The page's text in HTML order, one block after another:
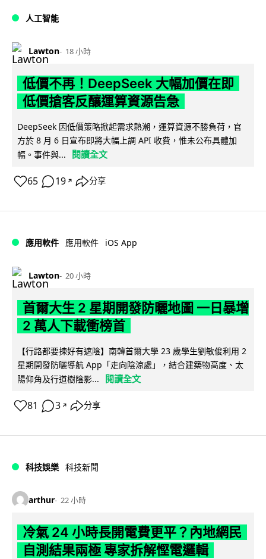
人工智能
Lawton 18 小時
低價不再！DeepSeek 大幅加價在即
低價搶客反釀運算資源告急
DeepSeek 因低價策略掀起需求熱潮，運算資源不勝負荷，官
方於 8 月 6 日宣布即將大幅上調 API 收費，惟未公布具體加
幅。事件與...
閱讀全文
65 19 ↗ 分享
應用軟件 應用軟件 iOS App
Lawton 20 小時
首爾大生 2 星期開發防曬地圖 一日暴增
2 萬人下載衝榜首
【行路都要揀好有遮陰】南韓首爾大學 23 歲學生劉敏俊利用 2
星期開發防曬導航 App「走向陰涼處」，結合建築物高度、太
陽仰角及行道樹陰影...
閱讀全文
81 3 ↗ 分享
科技娛樂 科技新聞
arthur 22 小時
冷氣 24 小時長開電費更平？內地網民
自測結果兩極 專家拆解慳電邏輯